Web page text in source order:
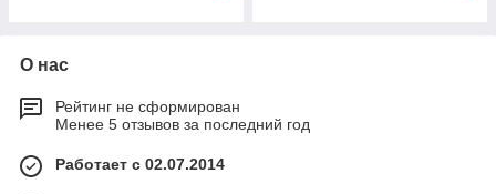
О нас
Рейтинг не сформирован
Менее 5 отзывов за последний год
Работает с 02.07.2014